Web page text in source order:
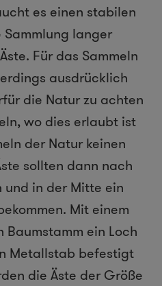
es einen stabilen
Sammlung langer
Für das Sammeln
ausdrücklich
die Natur zu achten
wo dies erlaubt ist
der Natur keinen
sollten dann nach
in der Mitte ein
Mit einem
ein Loch
Metallstab befestigt
die Äste der Größe